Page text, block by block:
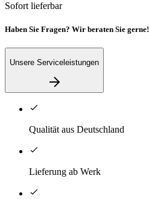
Sofort lieferbar
Haben Sie Fragen? Wir beraten Sie gerne!
Unsere Serviceleistungen
Qualität aus Deutschland
Lieferung ab Werk